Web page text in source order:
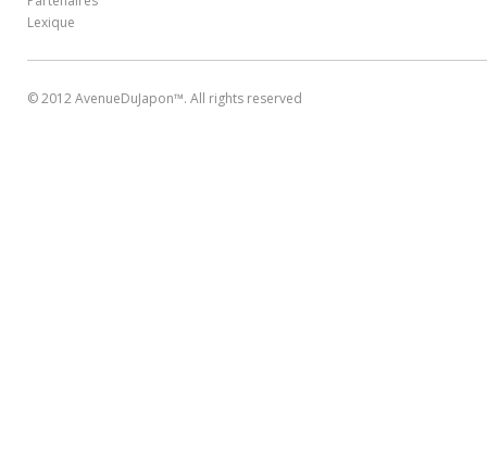
Lexique
© 2012 AvenueDuJapon™. All rights reserved